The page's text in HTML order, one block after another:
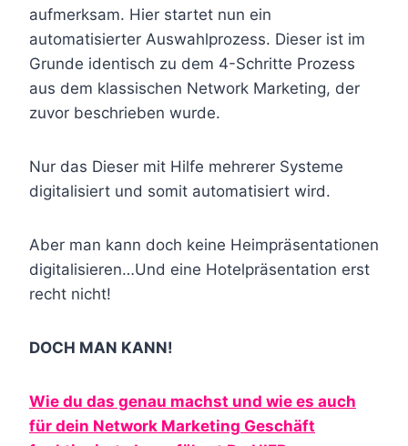
aufmerksam. Hier startet nun ein
automatisierter Auswahlprozess. Dieser ist im
Grunde identisch zu dem 4-Schritte Prozess
aus dem klassischen Network Marketing, der
zuvor beschrieben wurde.
Nur das Dieser mit Hilfe mehrerer Systeme
digitalisiert und somit automatisiert wird.
Aber man kann doch keine Heimpräsentationen
digitalisieren…Und eine Hotelpräsentation erst
recht nicht!
DOCH MAN KANN!
Wie du das genau machst und wie es auch
für dein Network Marketing Geschäft